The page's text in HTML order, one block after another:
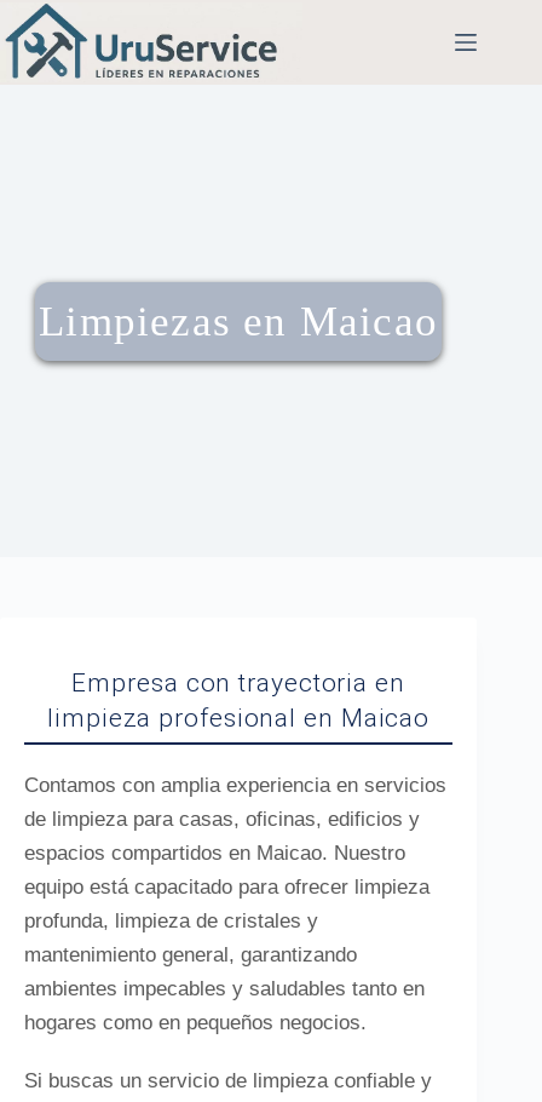
Limpiezas en Maicao
Empresa con trayectoria en
limpieza profesional en Maicao
Contamos con amplia experiencia en servicios
de limpieza para casas, oficinas, edificios y
espacios compartidos en Maicao. Nuestro
equipo está capacitado para ofrecer limpieza
profunda, limpieza de cristales y
mantenimiento general, garantizando
ambientes impecables y saludables tanto en
hogares como en pequeños negocios.
Si buscas un servicio de limpieza confiable y